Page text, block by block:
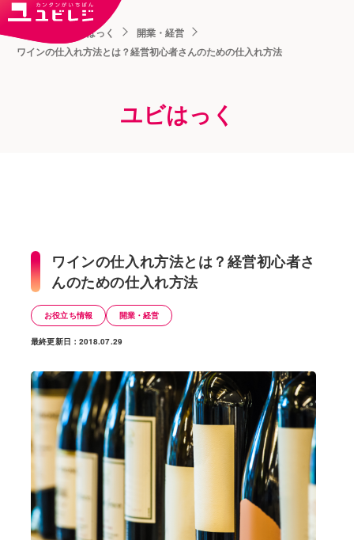
ユビはっく
開業・経営
ワインの仕入れ方法とは？経営初心者さんのための仕入れ方法
ユビはっく
ワインの仕入れ方法とは？経営初心者さ
んのための仕入れ方法
お役立ち情報 開業・経営
最終更新日：2018.07.29